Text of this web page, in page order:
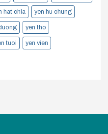
hat chia yen hu chung
yen tho
tuoi yen vien